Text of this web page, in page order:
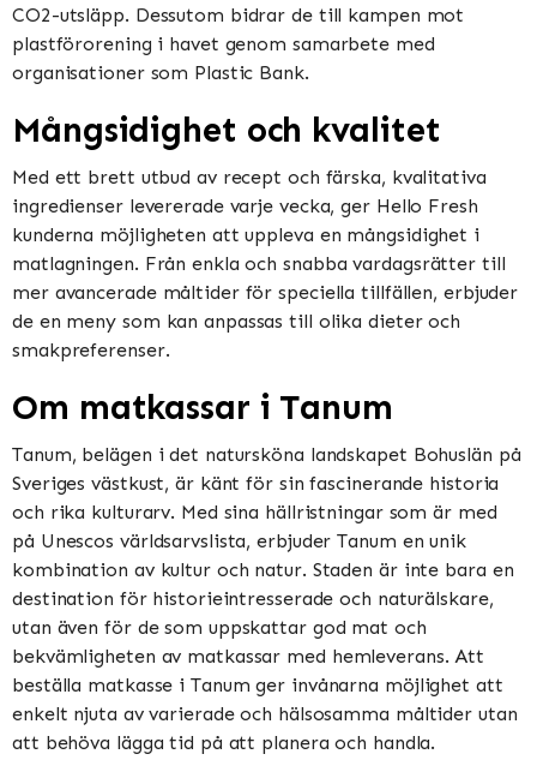
CO2-utsläpp. Dessutom bidrar de till kampen mot
plastförorening i havet genom samarbete med
organisationer som Plastic Bank.
Mångsidighet och kvalitet
Med ett brett utbud av recept och färska, kvalitativa
ingredienser levererade varje vecka, ger Hello Fresh
kunderna möjligheten att uppleva en mångsidighet i
matlagningen. Från enkla och snabba vardagsrätter till
mer avancerade måltider för speciella tillfällen, erbjuder
de en meny som kan anpassas till olika dieter och
smakpreferenser.
Om matkassar i Tanum
Tanum, belägen i det natursköna landskapet Bohuslän på
Sveriges västkust, är känt för sin fascinerande historia
och rika kulturarv. Med sina hällristningar som är med
på Unescos världsarvslista, erbjuder Tanum en unik
kombination av kultur och natur. Staden är inte bara en
destination för historieintresserade och naturälskare,
utan även för de som uppskattar god mat och
bekvämligheten av matkassar med hemleverans. Att
beställa matkasse i Tanum ger invånarna möjlighet att
enkelt njuta av varierade och hälsosamma måltider utan
att behöva lägga tid på att planera och handla.